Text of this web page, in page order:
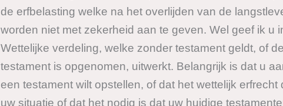
de erfbelasting welke na het overlijden van de
worden niet met zekerheid aan te geven. Wel geef ik u
Wettelijke verdeling, welke zonder testament geldt, of
testament is opgenomen, uitwerkt. Belangrijk is dat u
een testament wilt opstellen, of dat het wettelijk
uw situatie of dat het nodig is dat uw huidige